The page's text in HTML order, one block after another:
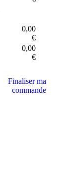
0,00
€
0,00
€
Finaliser ma
commande